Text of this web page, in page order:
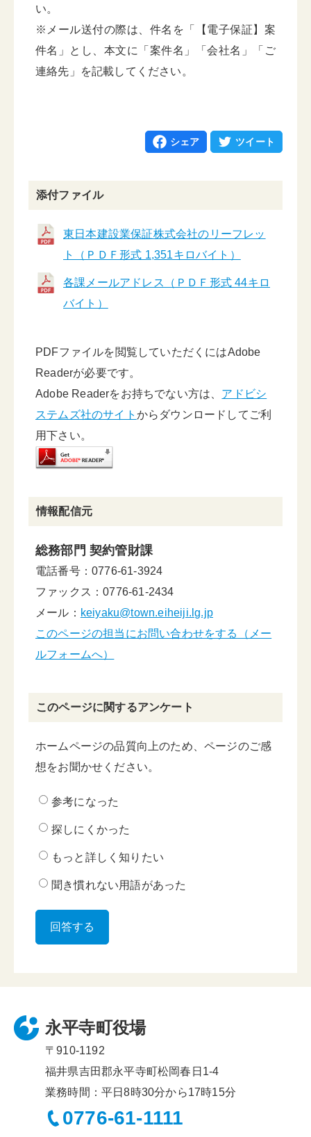
い。
※メール送付の際は、件名を「【電子保証】案
件名」とし、本文に「案件名」「会社名」「ご
連絡先」を記載してください。
シェア ツイート
添付ファイル
東日本建設業保証株式会社のリーフレッ
ト（ＰＤＦ形式 1,351キロバイト）
各課メールアドレス（ＰＤＦ形式 44キロ
バイト）
PDFファイルを閲覧していただくにはAdobe
Readerが必要です。
Adobe Readerをお持ちでない方は、 アドビシ
ステムズ社のサイト からダウンロードしてご利
用下さい。
情報配信元
総務部門 契約管財課
電話番号：0776-61-3924
ファックス：0776-61-2434
メール： keiyaku@town.eiheiji.lg.jp
このページの担当にお問い合わせをする（メー
ルフォームへ）
このページに関するアンケート
ホームページの品質向上のため、ページのご感
想をお聞かせください。
参考になった
探しにくかった
もっと詳しく知りたい
聞き慣れない用語があった
永平寺町役場
〒910-1192
福井県吉田郡永平寺町松岡春日1-4
業務時間：平日8時30分から17時15分
0776-61-1111